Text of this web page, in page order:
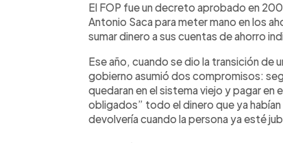
El FOP fue un decreto aprobado en
Antonio Saca para meter mano en los
sumar dinero a sus cuentas de ahorro
Ese año, cuando se dio la transición de
gobierno asumió dos compromisos:
quedaran en el sistema viejo y pagar
obligados” todo el dinero que ya
devolvería cuando la persona ya esté